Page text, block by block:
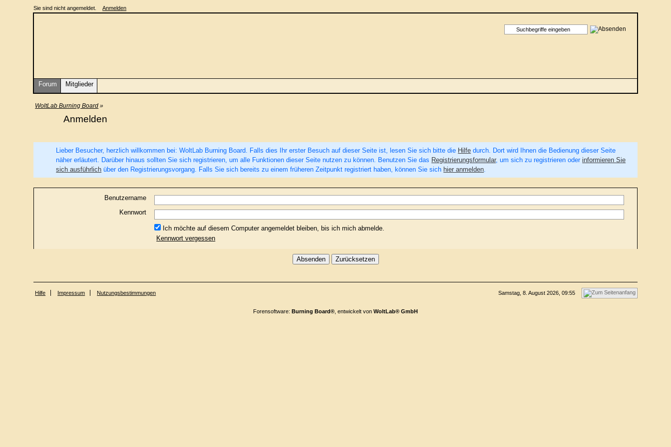
Sie sind nicht angemeldet. Anmelden
Forum Mitglieder
WoltLab Burning Board »
Anmelden
Lieber Besucher, herzlich willkommen bei: WoltLab Burning Board. Falls dies Ihr erster Besuch auf dieser Seite ist, lesen Sie sich bitte die Hilfe durch. Dort wird Ihnen die Bedienung dieser Seite
näher erläutert. Darüber hinaus sollten Sie sich registrieren, um alle Funktionen dieser Seite nutzen zu können. Benutzen Sie das Registrierungsformular, um sich zu registrieren oderinformieren Sie
sich ausführlich über den Registrierungsvorgang. Falls Sie sich bereits zu einem früheren Zeitpunkt registriert haben, können Sie sich hier anmelden.
Benutzername
Kennwort
Ich möchte auf diesem Computer angemeldet bleiben, bis ich mich abmelde.
Kennwort vergessen
Hilfe Impressum Nutzungsbestimmungen Samstag, 8. August 2026, 09:55
Forensoftware: Burning Board® , entwickelt von WoltLab® GmbH